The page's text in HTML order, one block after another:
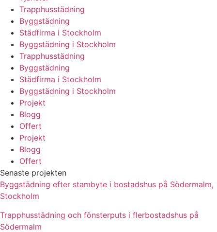
Trapphusstädning
Byggstädning
Städfirma i Stockholm
Byggstädning i Stockholm
Trapphusstädning
Byggstädning
Städfirma i Stockholm
Byggstädning i Stockholm
Projekt
Blogg
Offert
Projekt
Blogg
Offert
Senaste projekten
Byggstädning efter stambyte i bostadshus på Södermalm,
Stockholm
Trapphusstädning och fönsterputs i flerbostadshus på
Södermalm